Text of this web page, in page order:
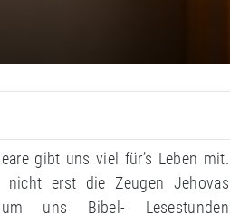
gibt uns viel für’s Leben mit.
nicht erst die Zeugen Jehovas
uns Bibel- Lesestunden